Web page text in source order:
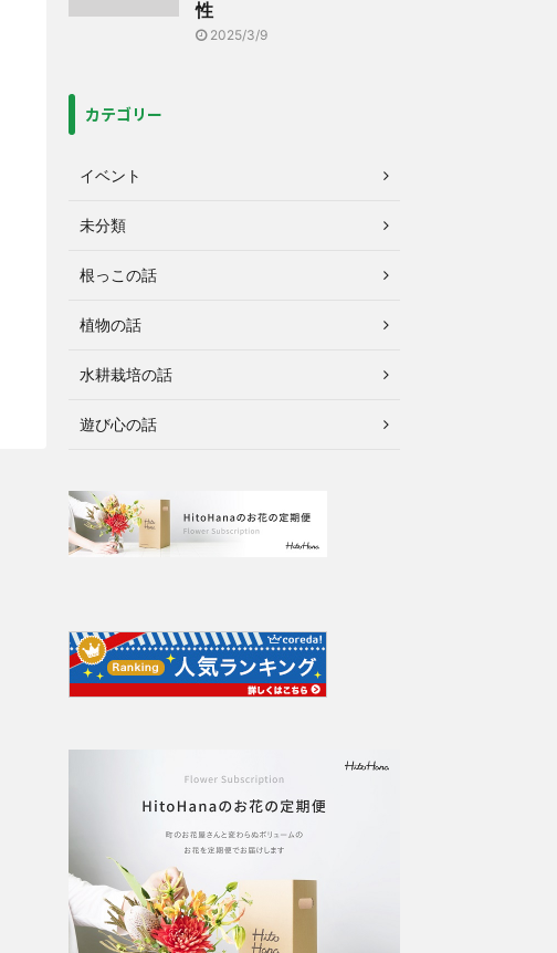
性
2025/3/9
カテゴリー
イベント
未分類
根っこの話
植物の話
水耕栽培の話
遊び心の話